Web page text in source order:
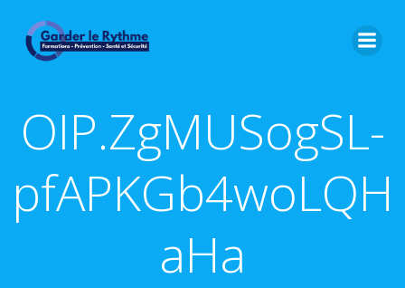
OIP.ZgMUSogSL-
pfAPKGb4woLQH
aHa